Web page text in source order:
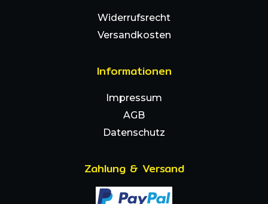
Widerrufsrecht
Versandkosten
Informationen
Impressum
AGB
Datenschutz
Zahlung & Versand